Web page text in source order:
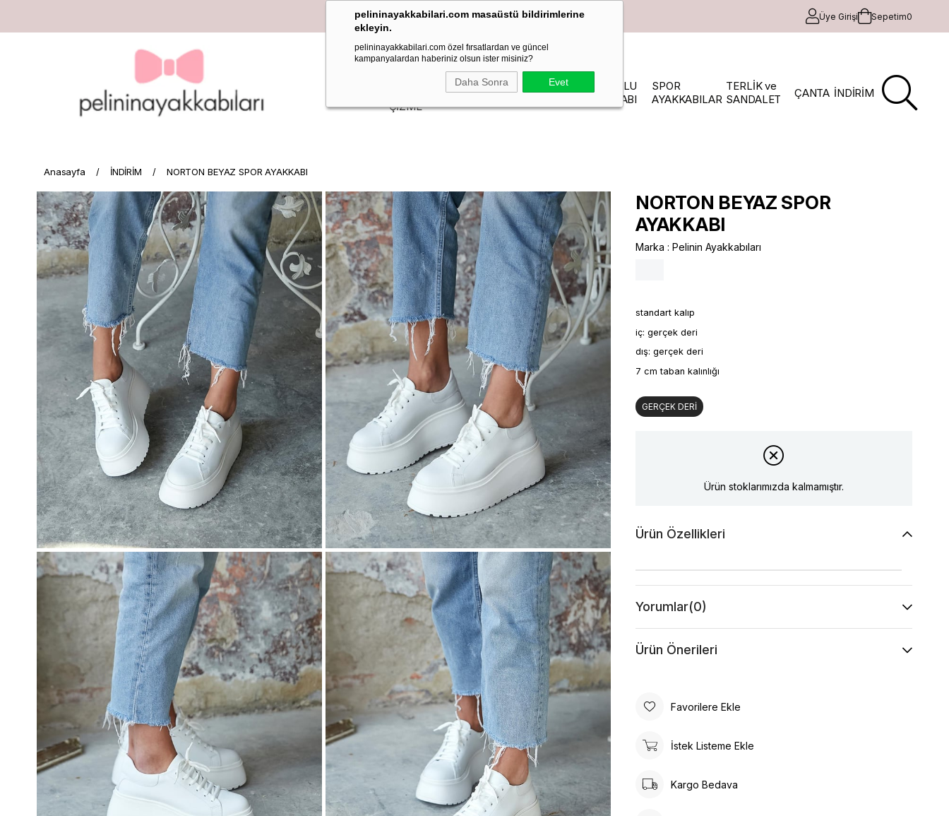
pelininayakkabilari.com masaüstü bildirimlerine
ekleyin.
pelininayakkabilari.com özel fırsatlardan ve güncel
kampanyalardan haberiniz olsun ister misiniz?
Daha Sonra Evet
Üye Girişi Sepetim0
ÇİZME
STİLETTO MAKOSEN
TOPUKLU
AYAKKABI
SPOR
AYAKKABILAR
TERLİK ve
SANDALET
ÇANTA İNDİRİM
Anasayfa İNDİRİM NORTON BEYAZ SPOR AYAKKABI
NORTON BEYAZ SPOR
AYAKKABI
Marka : Pelinin Ayakkabıları
standart kalıp
iç: gerçek deri
dış: gerçek deri
7 cm taban kalınlığı
GERÇEK DERİ
Ürün stoklarımızda kalmamıştır.
Ürün Özellikleri
Yorumlar(0)
Ürün Önerileri
Favorilere Ekle
İstek Listeme Ekle
Kargo Bedava